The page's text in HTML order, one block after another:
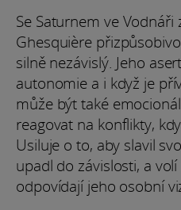
Se Saturnem ve Vodnáři
Ghesquière
silně nezávislý. Jeho
autonomie a i když je
může být také
reagovat na konflikty,
Usiluje o to, aby slavil
upadl do závislosti, a
odpovídají jeho osobní